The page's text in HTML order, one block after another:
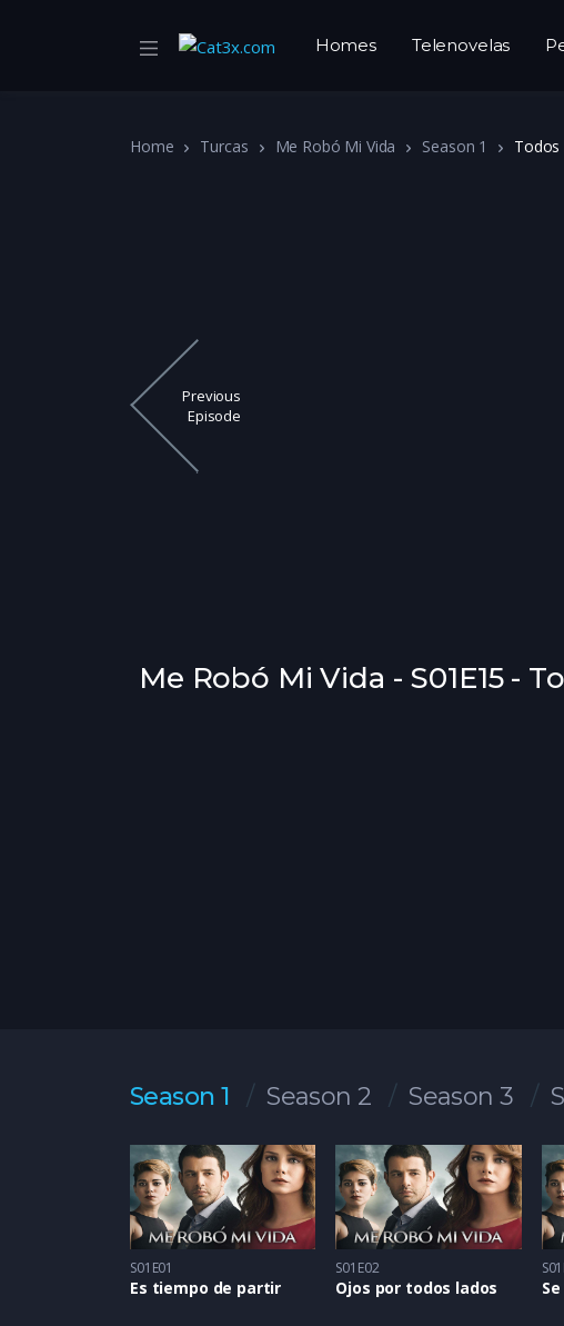
Homes Telenovelas
Home Turcas Me Robó Mi Vida Season 1 Todos
Previous
Episode
Me Robó Mi Vida - S01E15 -
Season 1 Season 2 Season 3
S01E01
Es tiempo de partir
S01E02
Ojos por todos lados